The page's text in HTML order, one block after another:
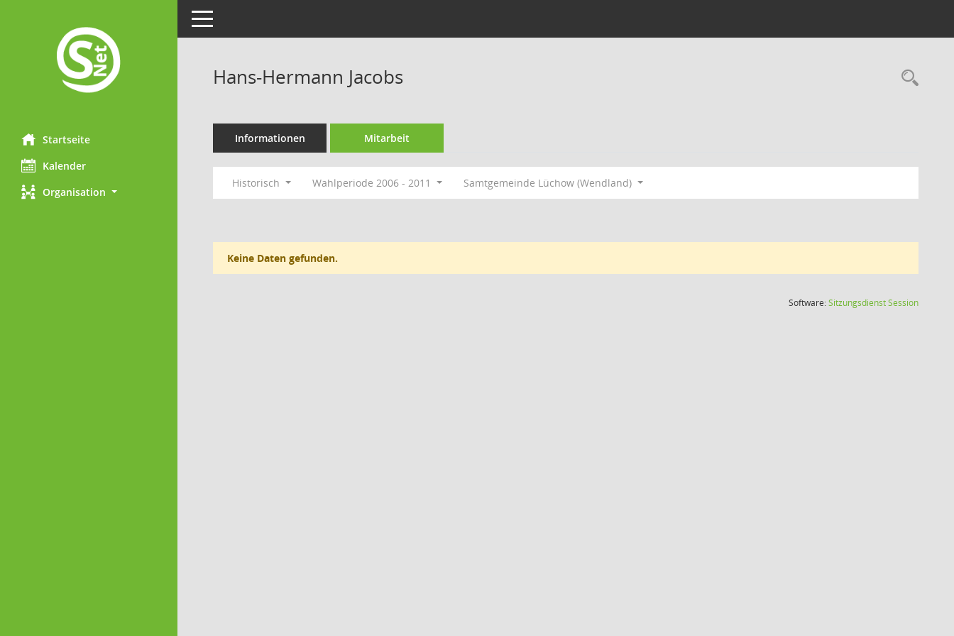
Startseite
Kalender
Organisation
Toggle navigation
Hans-Hermann Jacobs
Informationen Mitarbeit
Historisch Wahlperiode 2006 - 2011 Samtgemeinde Lüchow (Wendland)
Keine Daten gefunden.
Software:SitzungsdienstSession(Wird in